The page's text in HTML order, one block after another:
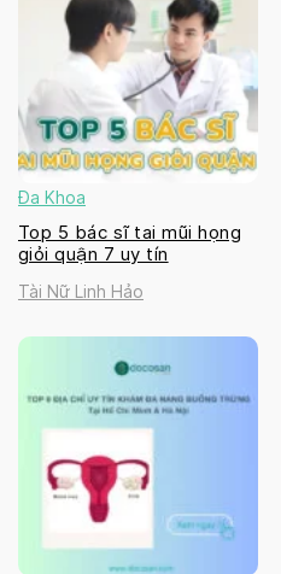
Đa Khoa
Top 5 bác sĩ tai mũi họng
giỏi quận 7 uy tín
Tài Nữ Linh Hảo